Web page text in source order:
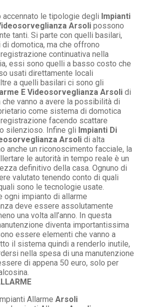
accennato le tipologie degli Impianti
Arsoli possono
tanti. Si parte con quelli basilari,
domotica, ma che offrono
continuativa nella
essi sono quelli a basso costo che
usati direttamente locali
a quelli basilari ci sono gli
E Videosorveglianza Arsoli di
vanno a avere la possibilità di
come sistema di domotica
facendo scattare
silenzioso. Infine gli Impianti Di
Arsoli di alta
anche un riconoscimento facciale, la
le autorità in tempo reale è un
definitivo della casa. Ognuno di
valutato tenendo conto di quali
sono le tecnologie usate.
ogni impianto di allarme
deve essere assolutamente
una volta all’anno. In questa
diventa importantissima
essere elementi che vanno a
il sistema quindi a renderlo inutile,
nella spesa di una manutenzione
di appena 50 euro, solo per
Allarme Arsoli